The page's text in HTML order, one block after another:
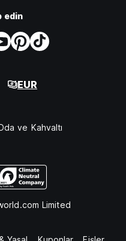
edin
EUR
ve Kahvaltı
Limited